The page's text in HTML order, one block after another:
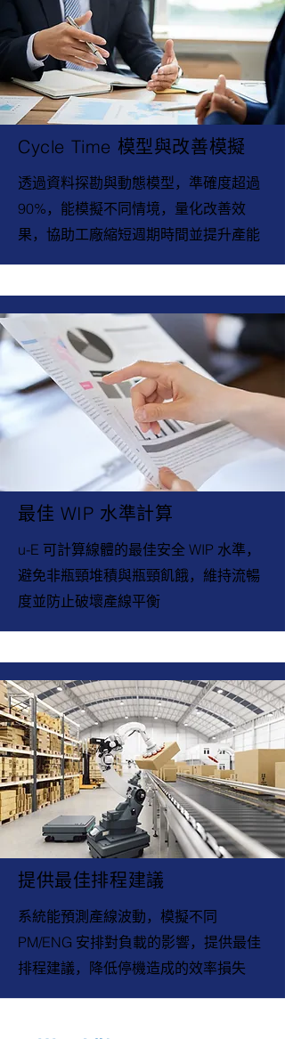
Cycle Time 模型與改善模擬
透過資料探勘與動態模型，準確度超過
90%，能模擬不同情境，量化改善效
果，協助工廠縮短週期時間並提升產能
最佳 WIP 水準計算
u-E 可計算線體的最佳安全 WIP 水準，
避免非瓶頸堆積與瓶頸飢餓，維持流暢
度並防止破壞產線平衡
提供最佳排程建議
系統能預測產線波動，模擬不同
PM/ENG 安排對負載的影響，提供最佳
排程建議，降低停機造成的效率損失